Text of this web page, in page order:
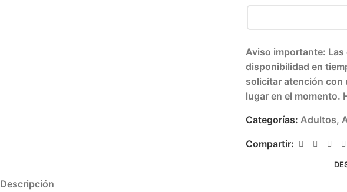
Aviso importante:
disponibilidad en
solicitar atención con
lugar en el momento.
Categorías: Adultos,
Compartir:
Descripción